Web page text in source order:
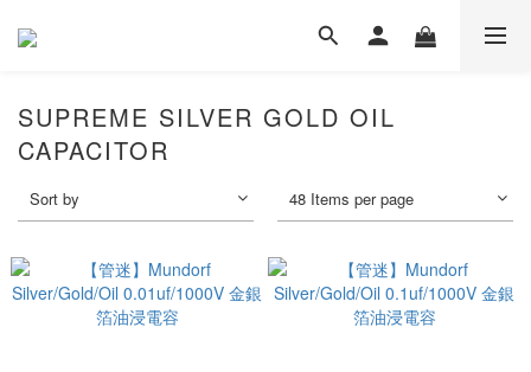
SUPREME SILVER GOLD OIL
CAPACITOR
Sort by 48 Items per page